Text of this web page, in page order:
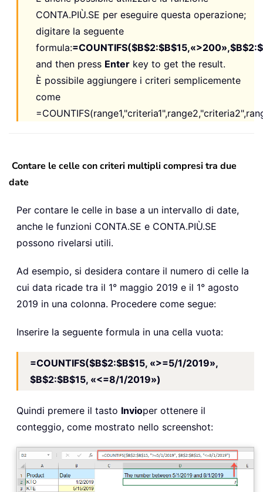
CONTA.PIÙ.SE per eseguire questa operazione;
digitare la seguente
formula:
and then press Enter key to get the result.
È possibile aggiungere i criteri semplicemente
come
Contare le celle con criteri multipli compresi tra due
date
Per contare le celle in base a un intervallo di date,
anche le funzioni CONTA.SE e CONTA.PIÙ.SE
possono rivelarsi utili.
Ad esempio, si desidera contare il numero di celle la
cui data ricade tra il 1° maggio 2019 e il 1° agosto
2019 in una colonna. Procedere come segue:
Inserire la seguente formula in una cella vuota:
=COUNTIFS($B$2:$B$15, «>=5/1/2019»,
$B$2:$B$15, «<=8/1/2019»)
Quindi premere il tasto Invioper ottenere il
conteggio, come mostrato nello screenshot: